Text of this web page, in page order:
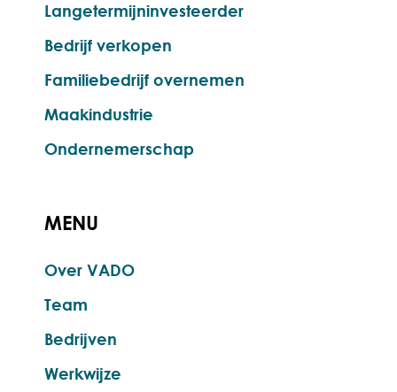
Langetermijninvesteerder
Bedrijf verkopen
Familiebedrijf overnemen
Maakindustrie
Ondernemerschap
MENU
Over VADO
Team
Bedrijven
Werkwijze